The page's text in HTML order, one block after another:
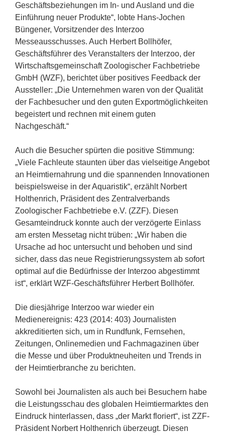
Geschäftsbeziehungen im In- und Ausland und die
Einführung neuer Produkte“, lobte Hans-Jochen
Büngener, Vorsitzender des Interzoo
Messeausschusses. Auch Herbert Bollhöfer,
Geschäftsführer des Veranstalters der Interzoo, der
Wirtschaftsgemeinschaft Zoologischer Fachbetriebe
GmbH (WZF), berichtet über positives Feedback der
Aussteller: „Die Unternehmen waren von der Qualität
der Fachbesucher und den guten Exportmöglichkeiten
begeistert und rechnen mit einem guten
Nachgeschäft.“
Auch die Besucher spürten die positive Stimmung:
„Viele Fachleute staunten über das vielseitige Angebot
an Heimtiernahrung und die spannenden Innovationen
beispielsweise in der Aquaristik“, erzählt Norbert
Holthenrich, Präsident des Zentralverbands
Zoologischer Fachbetriebe e.V. (ZZF). Diesen
Gesamteindruck konnte auch der verzögerte Einlass
am ersten Messetag nicht trüben: „Wir haben die
Ursache ad hoc untersucht und behoben und sind
sicher, dass das neue Registrierungssystem ab sofort
optimal auf die Bedürfnisse der Interzoo abgestimmt
ist“, erklärt WZF-Geschäftsführer Herbert Bollhöfer.
Die diesjährige Interzoo war wieder ein
Medienereignis: 423 (2014: 403) Journalisten
akkreditierten sich, um in Rundfunk, Fernsehen,
Zeitungen, Onlinemedien und Fachmagazinen über
die Messe und über Produktneuheiten und Trends in
der Heimtierbranche zu berichten.
Sowohl bei Journalisten als auch bei Besuchern habe
die Leistungsschau des globalen Heimtiermarktes den
Eindruck hinterlassen, dass „der Markt floriert“, ist ZZF-
Präsident Norbert Holthenrich überzeugt. Diesen